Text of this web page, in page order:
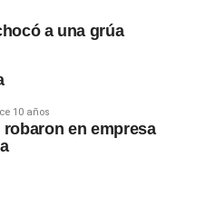
a una grúa
10 años
en empresa